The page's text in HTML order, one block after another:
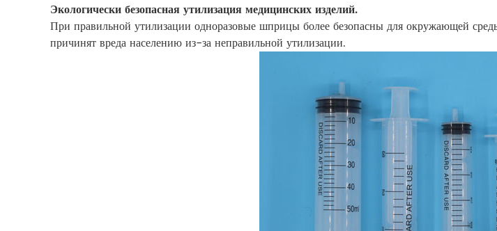
Экологически безопасная утилизация медицинских изделий.
При правильной утилизации одноразовые шприцы более безопасны для окружающей
причинят вреда населению из-за неправильной утилизации.